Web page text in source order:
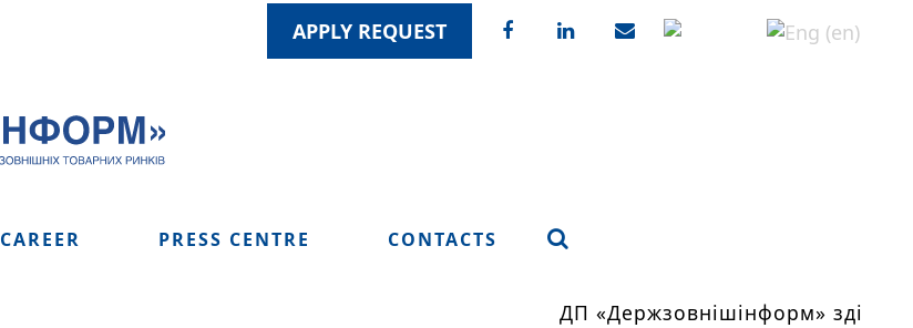
APPLY REQUEST
CAREER PRESS CENTRE CONTACTS
ДП «Держзовнішінформ»